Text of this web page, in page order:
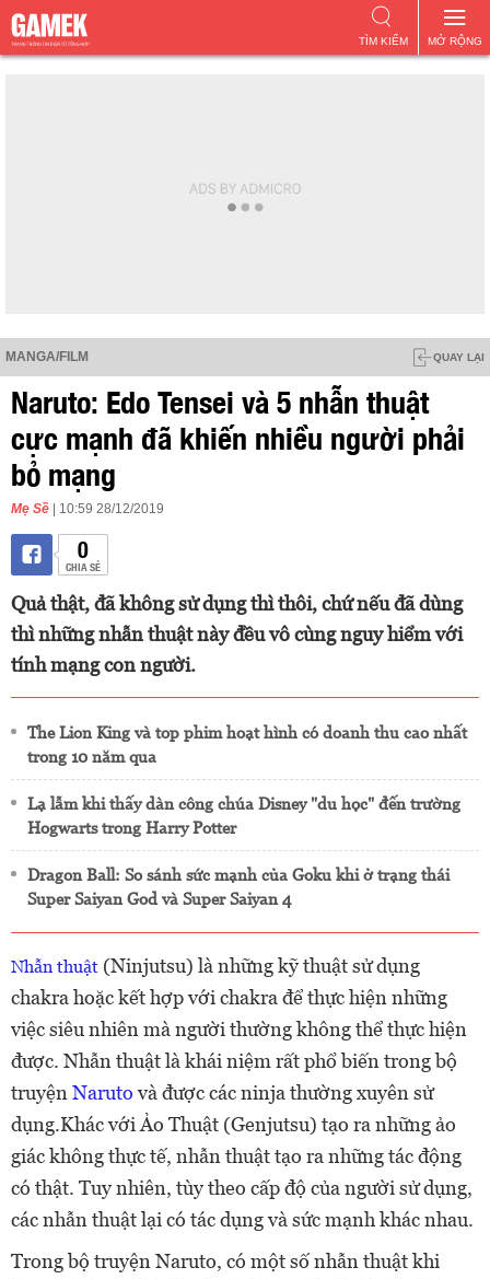
MỞ RỘNG
TÌM KIẾM
MANGA/FILM QUAY LẠI
Naruto: Edo Tensei và 5 nhẫn thuật
cực mạnh đã khiến nhiều người phải
bỏ mạng
Mẹ Sề | 10:59 28/12/2019
0
CHIA SẺ
Quả thật, đã không sử dụng thì thôi, chứ nếu đã dùng
thì những nhẫn thuật này đều vô cùng nguy hiểm với
tính mạng con người.
The Lion King và top phim hoạt hình có doanh thu cao nhất
trong 10 năm qua
Lạ lẫm khi thấy dàn công chúa Disney "du học" đến trường
Hogwarts trong Harry Potter
Dragon Ball: So sánh sức mạnh của Goku khi ở trạng thái
Super Saiyan God và Super Saiyan 4
Nhẫn thuật (Ninjutsu) là những kỹ thuật sử dụng
chakra hoặc kết hợp với chakra để thực hiện những
việc siêu nhiên mà người thường không thể thực hiện
được. Nhẫn thuật là khái niệm rất phổ biến trong bộ
truyện Narutovà được các ninja thường xuyên sử
dụng.Khác với Ảo Thuật (Genjutsu) tạo ra những ảo
giác không thực tế, nhẫn thuật tạo ra những tác động
có thật. Tuy nhiên, tùy theo cấp độ của người sử dụng,
các nhẫn thuật lại có tác dụng và sức mạnh khác nhau.
Trong bộ truyện Naruto, có một số nhẫn thuật khi